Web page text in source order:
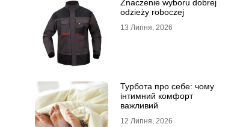
Znaczenie wyboru dobrej
odzieży roboczej
13 Липня, 2026
Турбота про себе: чому
інтимний комфорт
важливий
12 Липня, 2026